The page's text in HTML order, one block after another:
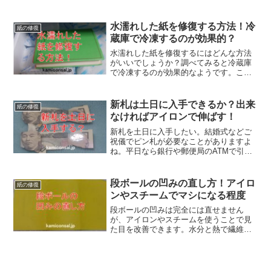
場合には、濡れた紙にアイロンをかける
より冷凍した方が良いでしょう。
紙の修復
水濡れした紙を修復する方法！冷
蔵庫で冷凍するのが効果的？
水濡れした紙を修復するにはどんな方法
がいいでしょうか？調べてみると冷蔵庫
で冷凍するのが効果的なようです。これ
波打ちが激しくなりやすいです。水濡れ
した紙は冷やすのが良さそうです。
紙の修復
新札は土日に入手できるか？出来
なければアイロンで伸ばす！
新札を土日に入手したい。結婚式などご
祝儀でピン札が必要なことがありますよ
ね。平日なら銀行や郵便局のATMで引き
さそう。新札が土日に手に入らなければ
アイロンで伸ばすのもありです！
紙の修復
段ボールの凹みの直し方！アイロ
ンやスチームでマシになる程度
段ボールの凹みは完全には直せません
が、アイロンやスチームを使うことで見
た目を改善できます。水分と熱で繊維を